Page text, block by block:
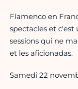
Flamenco en
spectacles et c'est
sessions qui ne
et les aficionadas.
Samedi 22